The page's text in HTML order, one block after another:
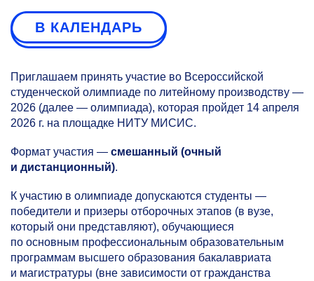
В КАЛЕНДАРЬ
Приглашаем принять участие во Всероссийской
студенческой олимпиаде по литейному производству —
2026 (далее — олимпиада), которая пройдет 14 апреля
2026 г. на площадке НИТУ МИСИС.
Формат участия — смешанный (очный
и дистанционный).
К участию в олимпиаде допускаются студенты —
победители и призеры отборочных этапов (в вузе,
который они представляют), обучающиеся
по основным профессиональным образовательным
программам высшего образования бакалавриата
и магистратуры (вне зависимости от гражданства